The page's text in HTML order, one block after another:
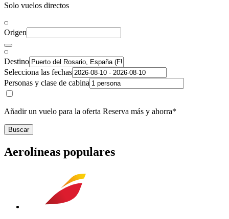
Solo vuelos directos
Origen
Destino
Selecciona las fechas
Personas y clase de cabina
Añadir un vuelo para la oferta Reserva más y ahorra*
Buscar
Aerolíneas populares